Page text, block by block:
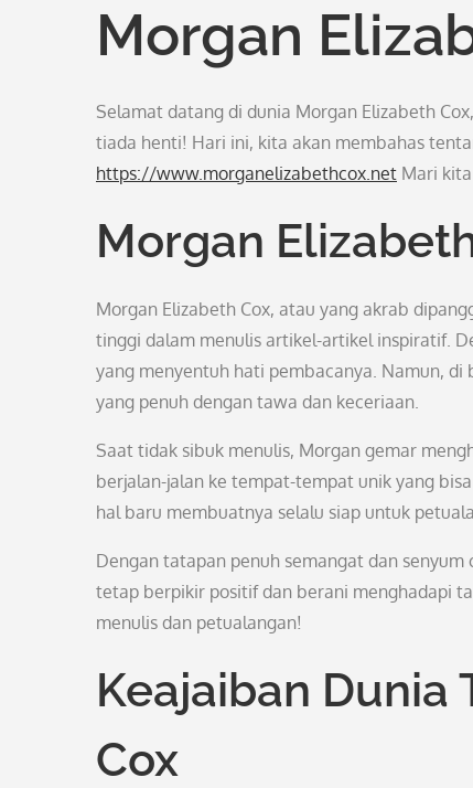
Morgan
Selamat datang di dunia Morgan Elizabeth
tiada henti! Hari ini, kita akan membahas
https://www.morganelizabethcox.net Mari
Morgan
Morgan Elizabeth Cox, atau yang akrab
tinggi dalam menulis artikel-artikel inspiratif.
yang menyentuh hati pembacanya. Namun, di
yang penuh dengan tawa dan keceriaan.
Saat tidak sibuk menulis, Morgan gemar
berjalan-jalan ke tempat-tempat unik yang
hal baru membuatnya selalu siap untuk
Dengan tatapan penuh semangat dan
tetap berpikir positif dan berani menghadapi
menulis dan petualangan!
Keajaiban Dunia
Cox